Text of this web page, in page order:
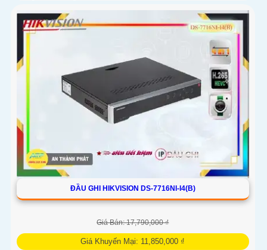
ĐẦU GHI HIKVISION DS-7716NI-I4(B)
Giá Bán: 17,790,000 ₫
Giá Khuyến Mại: 11,850,000 ₫